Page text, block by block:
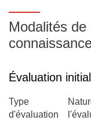
Modalités
Évaluation
Type
d'évaluation